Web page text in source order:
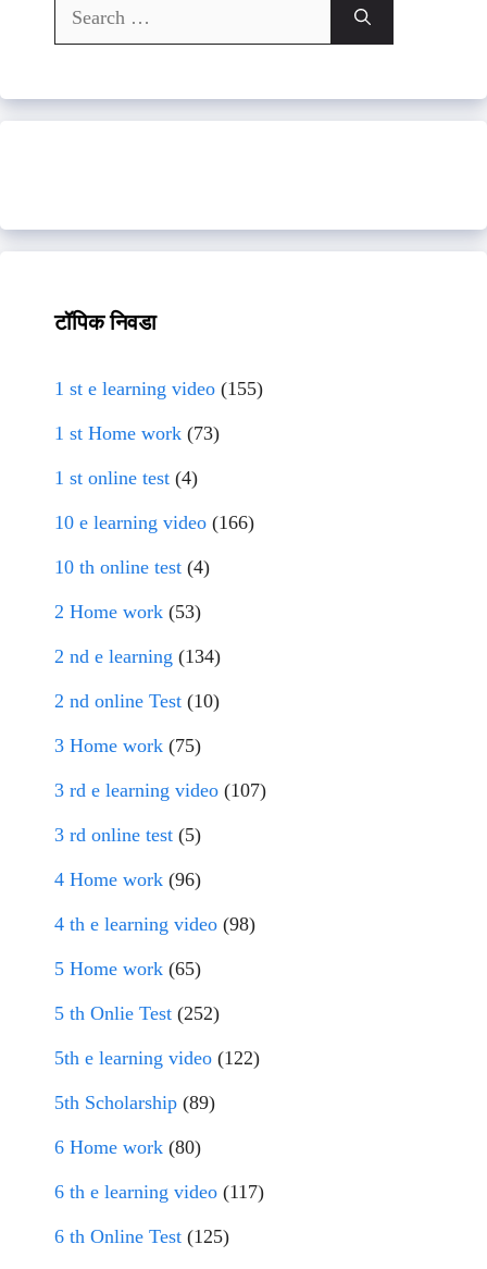
Search
for:
टॉपिक निवडा
1 st e learning video (155)
1 st Home work (73)
1 st online test (4)
10 e learning video (166)
10 th online test (4)
2 Home work (53)
2 nd e learning (134)
2 nd online Test (10)
3 Home work (75)
3 rd e learning video (107)
3 rd online test (5)
4 Home work (96)
4 th e learning video (98)
5 Home work (65)
5 th Onlie Test (252)
5th e learning video (122)
5th Scholarship (89)
6 Home work (80)
6 th e learning video (117)
6 th Online Test (125)